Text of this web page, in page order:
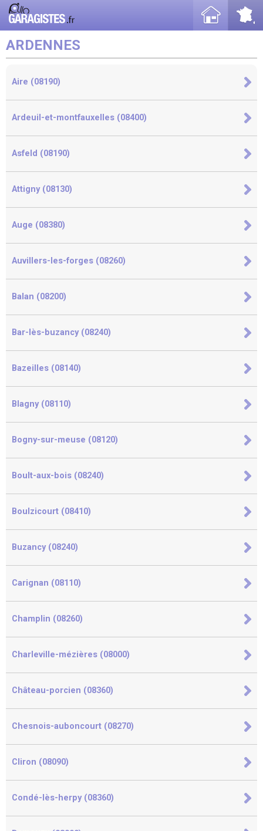
ARDENNES
Aire (08190)
Ardeuil-et-montfauxelles (08400)
Asfeld (08190)
Attigny (08130)
Auge (08380)
Auvillers-les-forges (08260)
Balan (08200)
Bar-lès-buzancy (08240)
Bazeilles (08140)
Blagny (08110)
Bogny-sur-meuse (08120)
Boult-aux-bois (08240)
Boulzicourt (08410)
Buzancy (08240)
Carignan (08110)
Champlin (08260)
Charleville-mézières (08000)
Château-porcien (08360)
Chesnois-auboncourt (08270)
Cliron (08090)
Condé-lès-herpy (08360)